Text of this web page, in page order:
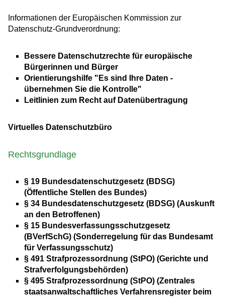
Informationen der Europäischen Kommission zur
Datenschutz-Grundverordnung:
Bessere Datenschutzrechte für europäische
Bürgerinnen und Bürger
Orientierungshilfe "Es sind Ihre Daten -
übernehmen Sie die Kontrolle"
Leitlinien zum Recht auf Datenübertragung
Virtuelles Datenschutzbüro
Rechtsgrundlage
§ 19 Bundesdatenschutzgesetz (BDSG)
(Öffentliche Stellen des Bundes)
§ 34 Bundesdatenschutzgesetz (BDSG) (Auskunft
an den Betroffenen)
§ 15 Bundesverfassungsschutzgesetz
(BVerfSchG) (Sonderregelung für das Bundesamt
für Verfassungsschutz)
§ 491 Strafprozessordnung (StPO) (Gerichte und
Strafverfolgungsbehörden)
§ 495 Strafprozessordnung (StPO) (Zentrales
staatsanwaltschaftliches Verfahrensregister beim